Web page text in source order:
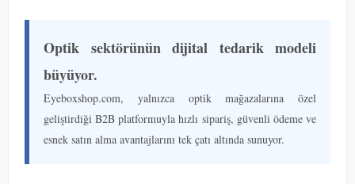
Optik sektörünün dijital tedarik modeli
büyüyor.
Eyeboxshop.com, yalnızca optik mağazalarına özel
geliştirdiği B2B platformuyla hızlı sipariş, güvenli ödeme ve
esnek satın alma avantajlarını tek çatı altında sunuyor.